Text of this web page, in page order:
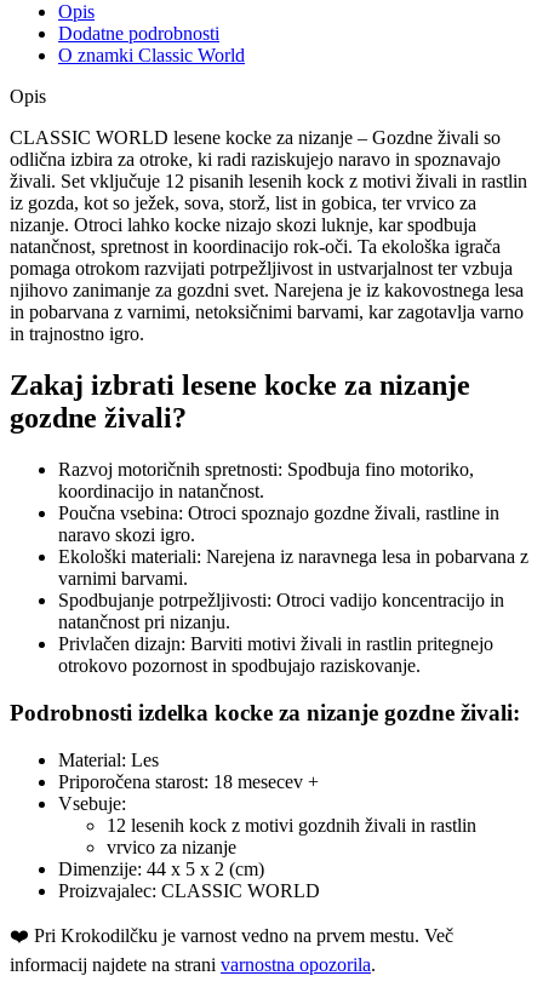
Opis
Dodatne podrobnosti
O znamki Classic World
Opis
CLASSIC WORLD lesene kocke za nizanje – Gozdne živali so
odlična izbira za otroke, ki radi raziskujejo naravo in spoznavajo
živali. Set vključuje 12 pisanih lesenih kock z motivi živali in rastlin
iz gozda, kot so ježek, sova, storž, list in gobica, ter vrvico za
nizanje. Otroci lahko kocke nizajo skozi luknje, kar spodbuja
natančnost, spretnost in koordinacijo rok-oči. Ta ekološka igrača
pomaga otrokom razvijati potrpežljivost in ustvarjalnost ter vzbuja
njihovo zanimanje za gozdni svet. Narejena je iz kakovostnega lesa
in pobarvana z varnimi, netoksičnimi barvami, kar zagotavlja varno
in trajnostno igro.
Zakaj izbrati lesene kocke za nizanje
gozdne živali?
Razvoj motoričnih spretnosti: Spodbuja fino motoriko,
koordinacijo in natančnost.
Poučna vsebina: Otroci spoznajo gozdne živali, rastline in
naravo skozi igro.
Ekološki materiali: Narejena iz naravnega lesa in pobarvana z
varnimi barvami.
Spodbujanje potrpežljivosti: Otroci vadijo koncentracijo in
natančnost pri nizanju.
Privlačen dizajn: Barviti motivi živali in rastlin pritegnejo
otrokovo pozornost in spodbujajo raziskovanje.
Podrobnosti izdelka kocke za nizanje gozdne živali:
Material: Les
Priporočena starost: 18 mesecev +
Vsebuje:
12 lesenih kock z motivi gozdnih živali in rastlin
vrvico za nizanje
Dimenzije: 44 x 5 x 2 (cm)
Proizvajalec: CLASSIC WORLD
❤️ ️Pri Krokodilčku je varnost vedno na prvem mestu. Več
informacij najdete na strani varnostna opozorila.